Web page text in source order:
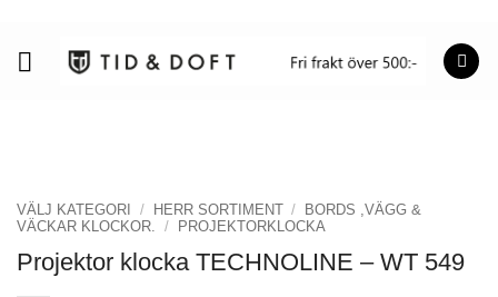
content
VÄLJ KATEGORI / HERR SORTIMENT /
BORDS ,VÄGG &
VÄCKAR KLOCKOR.
/ PROJEKTORKLOCKA
Projektor klocka TECHNOLINE – WT 549